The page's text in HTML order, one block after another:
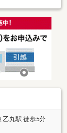
乙丸駅 徒歩5分